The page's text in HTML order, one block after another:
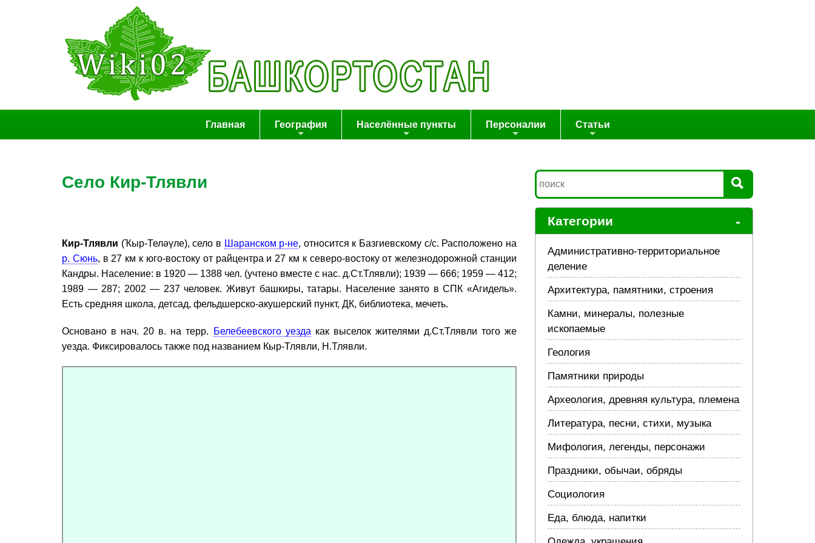
Главная География Населённые пункты Персоналии Статьи
Село Кир-Тлявли
Кир-Тлявли (Ҡыр-Теләүле), село в Шаранском р-не, относится к Базгиевскому с/с. Расположено на
р. Сюнь, в 27 км к юго-востоку от райцентра и 27 км к северо-востоку от железнодорожной станции
Кандры. Население: в 1920 — 1388 чел. (учтено вместе с нас. д.Ст.Тлявли); 1939 — 666; 1959 — 412;
1989 — 287; 2002 — 237 человек. Живут башкиры, татары. Население занято в СПК «Агидель».
Есть средняя школа, детсад, фельдшерско-акушерский пункт, ДК, библиотека, мечеть.
Основано в нач. 20 в. на терр. Белебеевского уезда как выселок жителями д.Ст.Тлявли того же
уезда. Фиксировалось также под названием Кыр-Тлявли, Н.Тлявли.
Категории -
Административно-территориальное
деление
Архитектура, памятники, строения
Камни, минералы, полезные
ископаемые
Геология
Памятники природы
Археология, древняя культура, племена
Литература, песни, стихи, музыка
Мифология, легенды, персонажи
Праздники, обычаи, обряды
Социология
Еда, блюда, напитки